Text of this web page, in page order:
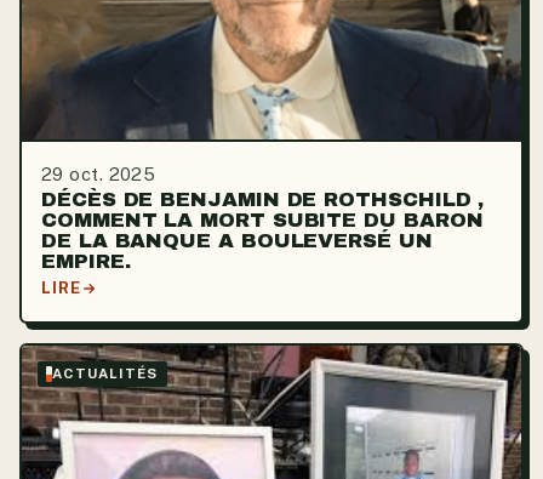
29 oct. 2025
DÉCÈS DE BENJAMIN DE ROTHSCHILD ,
COMMENT LA MORT SUBITE DU BARON
DE LA BANQUE A BOULEVERSÉ UN
EMPIRE.
LIRE
ACTUALITÉS